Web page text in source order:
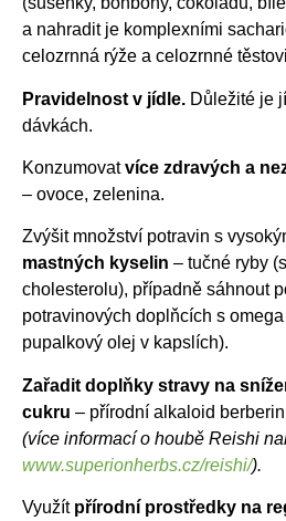
a nahradit je komplexními
celozrnná rýže a celozrnné
Pravidelnost v jídle. Důležité je
dávkách.
Konzumovatvíce zdravých a
– ovoce, zelenina.
Zvýšit množství potravin s
mastných kyselin – tučné ryby
cholesterolu), případně sáhnout
potravinových doplňcích s
pupalkový olej v kapslích).
Zařadit doplňky stravy na
cukru – přírodní alkaloid
(více informací o houbě Reishi
www.superionherbs.cz/reishi/).
Využít přírodní prostředky na